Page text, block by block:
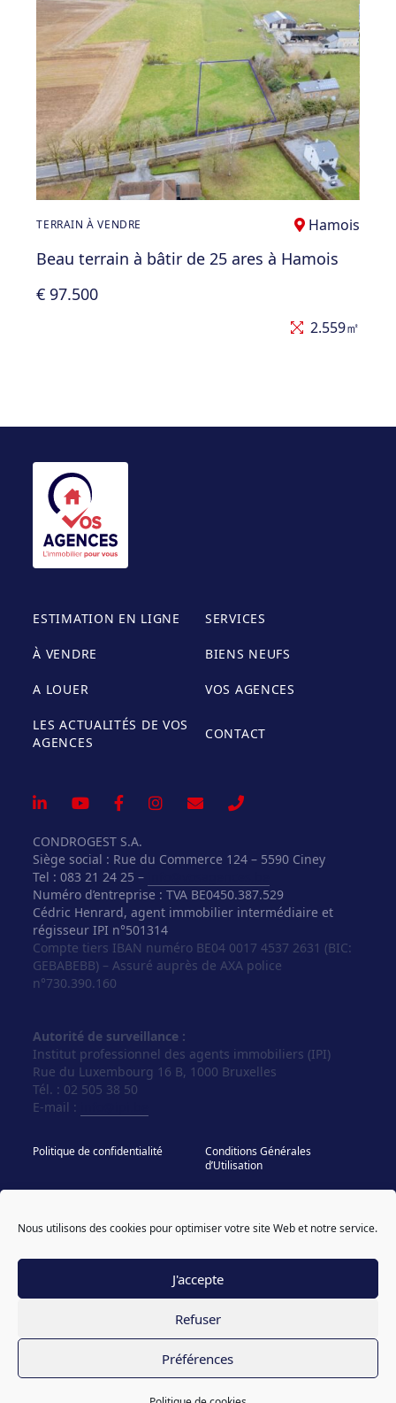
Nous utilisons des cookies pour optimiser votre site Web et notre service.
J'accepte
Refuser
Préférences
TERRAIN À VENDRE Hamois
Beau terrain à bâtir de 25 ares à Hamois
€ 97.500
2.559㎡
ESTIMATION EN LIGNE SERVICES
À VENDRE BIENS NEUFS
A LOUER VOS AGENCES
LES ACTUALITÉS DE VOS
AGENCES
CONTACT
CONDROGEST S.A.
Siège social : Rue du Commerce 124 – 5590 Ciney
Tel : 083 21 24 25 –
Numéro d’entreprise : TVA BE0450.387.529
Cédric Henrard, agent immobilier intermédiaire et
régisseur IPI n°501314
Compte tiers IBAN numéro BE04 0017 4537 2631 (BIC:
GEBABEBB) – Assuré auprès de AXA police
n°730.390.160
Autorité de surveillance :
Institut professionnel des agents immobiliers (IPI)
Rue du Luxembourg 16 B, 1000 Bruxelles
Tél. : 02 505 38 50
E-mail :
Politique de confidentialité
Conditions Générales
d’Utilisation
© Vos Agences 2026
designed & coded by
powered by sweepbright